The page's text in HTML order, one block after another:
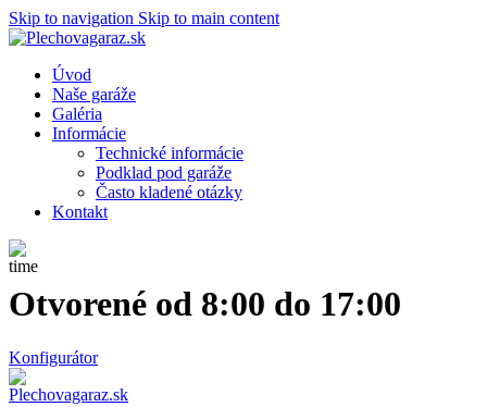
Skip to navigation Skip to main content
Úvod
Naše garáže
Galéria
Informácie
Technické informácie
Podklad pod garáže
Často kladené otázky
Kontakt
Otvorené od 8:00 do 17:00
Konfigurátor